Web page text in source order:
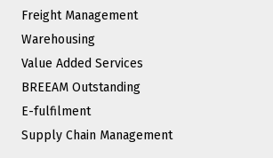
Freight Management
Warehousing
Value Added Services
BREEAM Outstanding
E-fulfilment
Supply Chain Management